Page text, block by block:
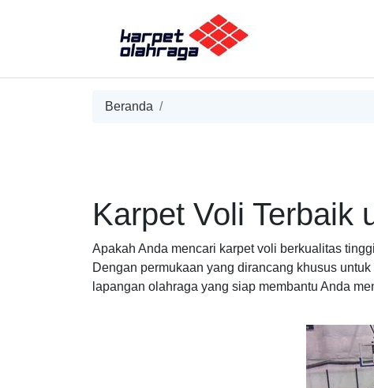
Beranda
Karpet Voli Terbaik
Apakah Anda mencari karpet voli berkualitas
Dengan permukaan yang dirancang khusus
lapangan olahraga yang siap membantu Anda